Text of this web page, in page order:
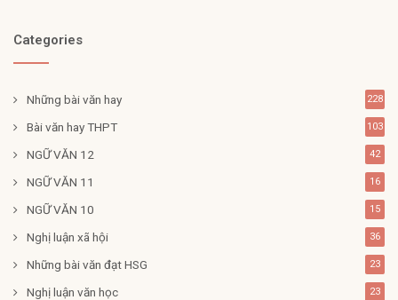
Categories
Những bài văn hay 228
Bài văn hay THPT 103
NGỮ VĂN 12 42
NGỮ VĂN 11 16
NGỮ VĂN 10 15
Nghị luận xã hội 36
Những bài văn đạt HSG 23
Nghị luận văn học 23